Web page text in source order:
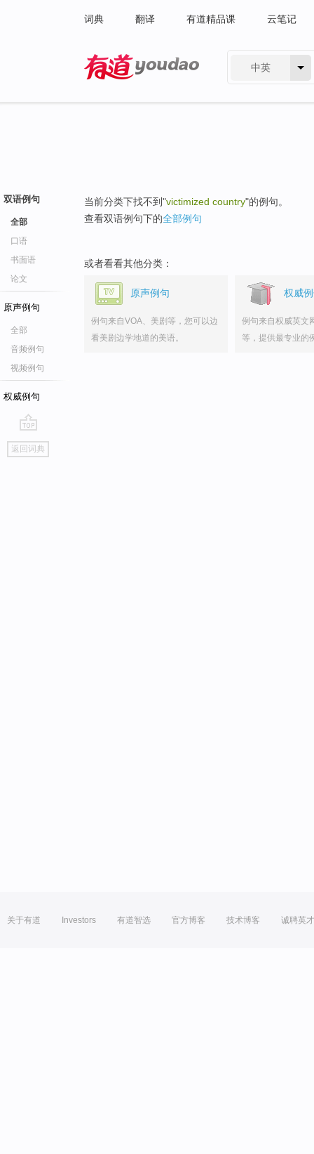
词典 翻译 有道精品课 云笔记
中英
双语例句
全部
口语
书面语
论文
原声例句
全部
音频例句
视频例句
权威例句
go
top
返回词典
当前分类下找不到"victimized country"的例句。
查看双语例句下的全部例句
或者看看其他分类：
原声例句
例句来自VOA、美剧等，您可以边
看美剧边学地道的美语。
权威
例句来自权威英文
等，提供最专业的
关于有道 Investors 有道智选 官方博客 技术博客 诚聘英才